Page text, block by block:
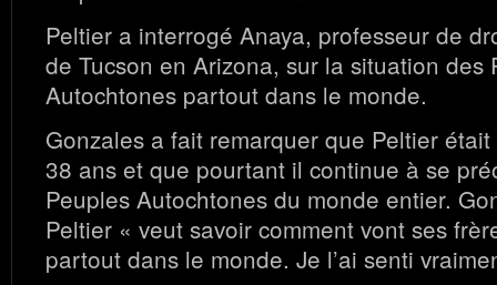
Peltier a interrogé Anaya, professeur de
de Tucson en Arizona, sur la situation des
Autochtones partout dans le monde.
Gonzales a fait remarquer que Peltier
38 ans et que pourtant il continue à se
Peuples Autochtones du monde entier.
Peltier « veut savoir comment vont ses
partout dans le monde. Je l’ai senti